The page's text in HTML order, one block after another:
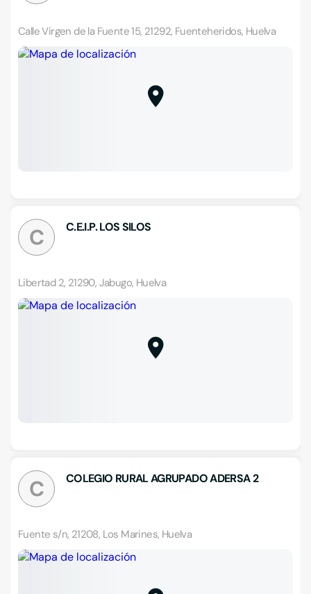
Calle Virgen de la Fuente 15, 21292, Fuenteheridos, Huelva
C C.E.I.P. LOS SILOS
Libertad 2, 21290, Jabugo, Huelva
C COLEGIO RURAL AGRUPADO ADERSA 2
Fuente s/n, 21208, Los Marines, Huelva